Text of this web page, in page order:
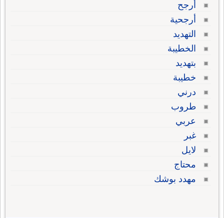
أرجح
أرجحية
التهديد
الخطيبة
بتهديد
خطيبة
درني
طروب
عربي
غبر
لايل
محتاج
مهدد بوشك